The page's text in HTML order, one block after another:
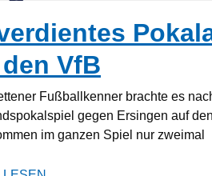
VfB
Fußballkenner brachte es
gegen Ersingen auf
im ganzen Spiel nur zweimal